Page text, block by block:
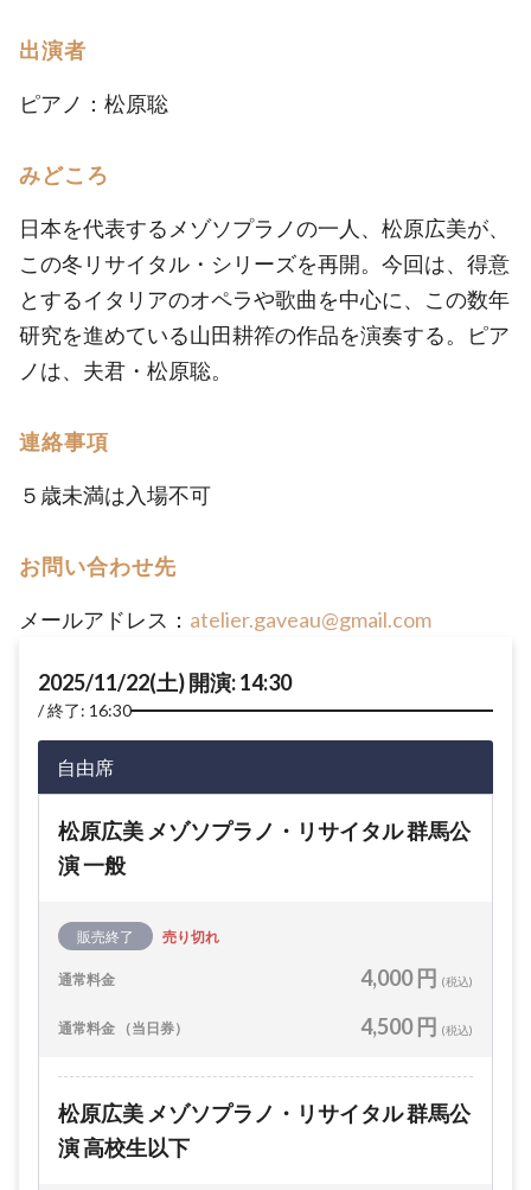
出演者
ピアノ：松原聡
みどころ
日本を代表するメゾソプラノの一人、松原広美が、
この冬リサイタル・シリーズを再開。今回は、得意
とするイタリアのオペラや歌曲を中心に、この数年
研究を進めている山田耕筰の作品を演奏する。ピア
ノは、夫君・松原聡。
連絡事項
５歳未満は入場不可
お問い合わせ先
メールアドレス： atelier.gaveau@gmail.com
2025/11/22(土) 開演: 14:30
終了: 16:30
自由席
松原広美 メゾソプラノ・リサイタル 群馬公
演 一般
販売終了 売り切れ
通常料金 4,000 円 (税込)
通常料金 （当日券） 4,500 円 (税込)
松原広美 メゾソプラノ・リサイタル 群馬公
演 高校生以下